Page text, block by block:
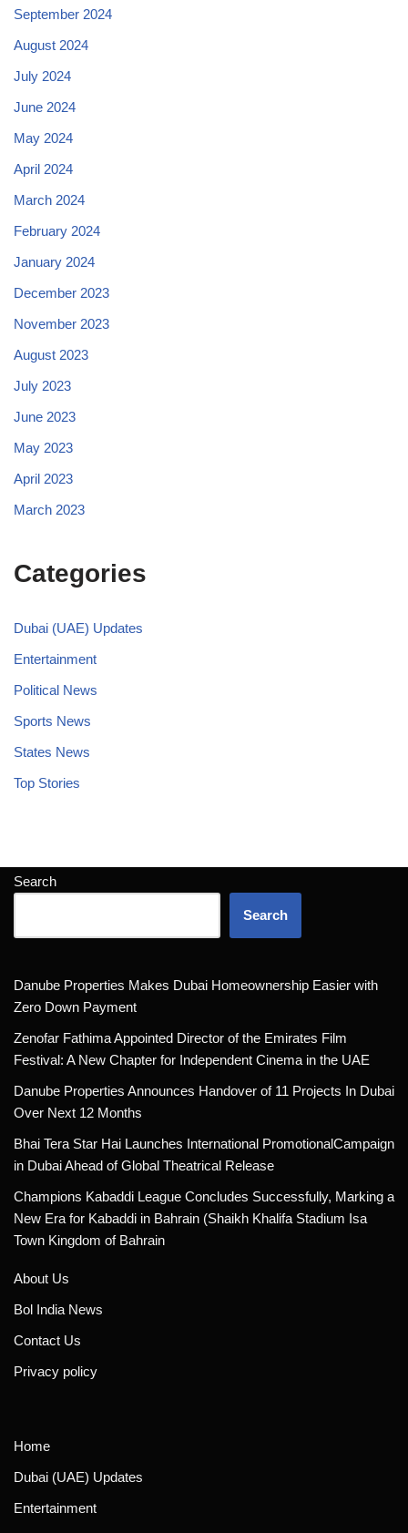
September 2024
August 2024
July 2024
June 2024
May 2024
April 2024
March 2024
February 2024
January 2024
December 2023
November 2023
August 2023
July 2023
June 2023
May 2023
April 2023
March 2023
Categories
Dubai (UAE) Updates
Entertainment
Political News
Sports News
States News
Top Stories
Search
Search
Danube Properties Makes Dubai Homeownership Easier with
Zero Down Payment
Zenofar Fathima Appointed Director of the Emirates Film
Festival: A New Chapter for Independent Cinema in the UAE
Danube Properties Announces Handover of 11 Projects In Dubai
Over Next 12 Months
Bhai Tera Star Hai Launches International PromotionalCampaign
in Dubai Ahead of Global Theatrical Release
Champions Kabaddi League Concludes Successfully, Marking a
New Era for Kabaddi in Bahrain (Shaikh Khalifa Stadium Isa
Town Kingdom of Bahrain
About Us
Bol India News
Contact Us
Privacy policy
Home
Dubai (UAE) Updates
Entertainment